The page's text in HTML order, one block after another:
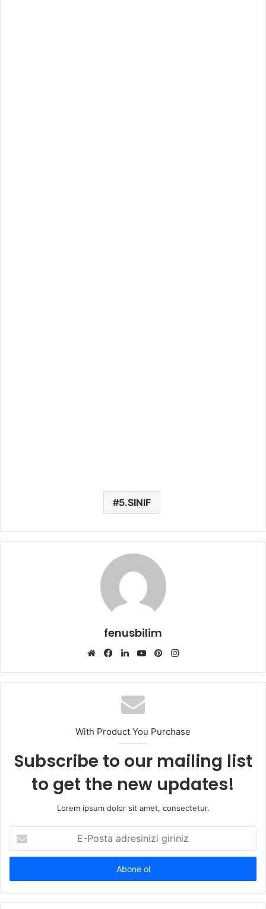
5.SINIF
fenusbilim
Web
Facebook
LinkedInYouTubePinterest
With Product You Purchase
Subscribe to our mailing list
to get the new updates!
Lorem ipsum dolor sit amet, consectetur.
Posta
adresinizi